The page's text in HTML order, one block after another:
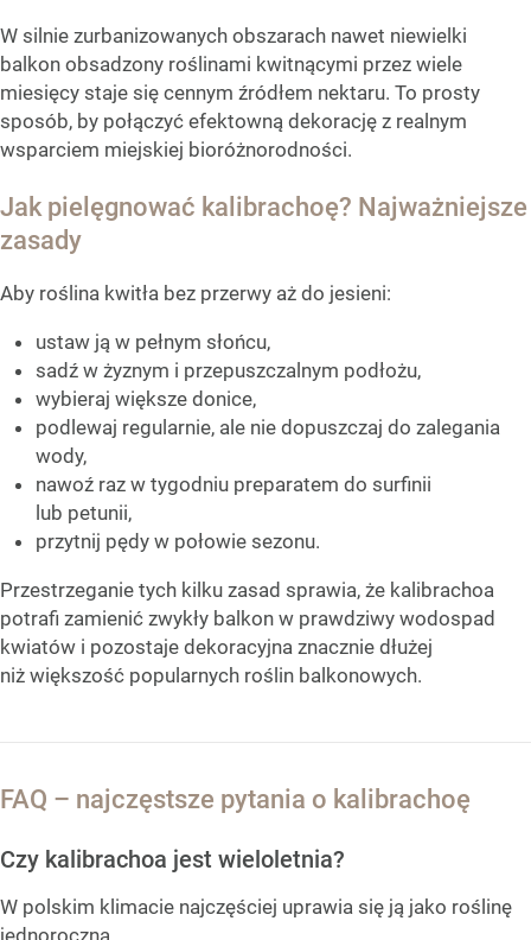
W silnie zurbanizowanych obszarach nawet niewielki
balkon obsadzony roślinami kwitnącymi przez wiele
miesięcy staje się cennym źródłem nektaru. To prosty
sposób, by połączyć efektowną dekorację z realnym
wsparciem miejskiej bioróżnorodności.
Jak pielęgnować kalibrachoę? Najważniejsze
zasady
Aby roślina kwitła bez przerwy aż do jesieni:
ustaw ją w pełnym słońcu,
sadź w żyznym i przepuszczalnym podłożu,
wybieraj większe donice,
podlewaj regularnie, ale nie dopuszczaj do zalegania
wody,
nawoź raz w tygodniu preparatem do surfinii
lub petunii,
przytnij pędy w połowie sezonu.
Przestrzeganie tych kilku zasad sprawia, że kalibrachoa
potrafi zamienić zwykły balkon w prawdziwy wodospad
kwiatów i pozostaje dekoracyjna znacznie dłużej
niż większość popularnych roślin balkonowych.
FAQ – najczęstsze pytania o kalibrachoę
Czy kalibrachoa jest wieloletnia?
W polskim klimacie najczęściej uprawia się ją jako roślinę